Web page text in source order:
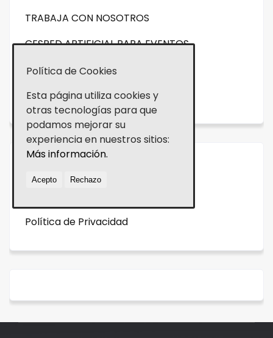
TRABAJA CON NOSOTROS
CESPED ARTIFICIAL PARA EVENTOS
CONTACTO
NOVEDADES
Política de Privacidad
Política de Cookies
Esta página utiliza cookies y
otras tecnologías para que
podamos mejorar su
experiencia en nuestros sitios:
Más información.
Acepto Rechazo